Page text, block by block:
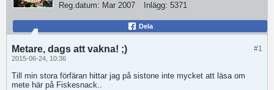
Reg.datum: Mar 2007 Inlägg: 5371
Dela
#1
Metare, dags att vakna! ;)
2015-06-24, 10:36
Till min stora förfäran hittar jag på sistone inte mycket att läsa om
mete här på Fiskesnack..